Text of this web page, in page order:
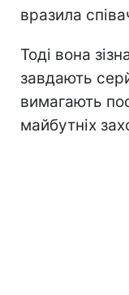
вразила
Тоді вона
завдають
вимагають
майбутніх